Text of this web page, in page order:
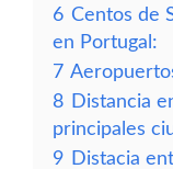
6 Centos de
en Portugal:
7
8 Distancia
principales
9 Distacia